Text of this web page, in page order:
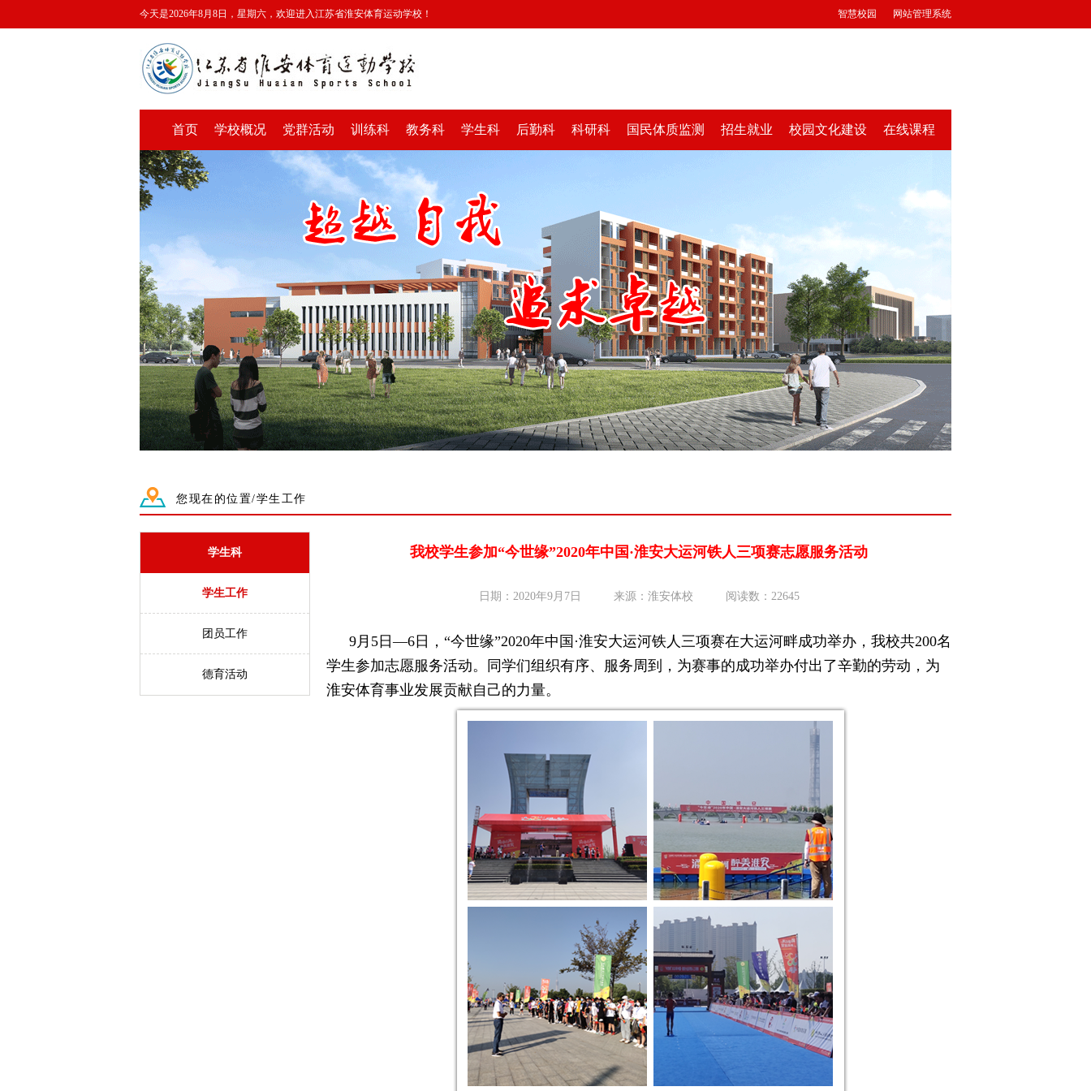
今天是2026年8月8日，星期六，欢迎进入江苏省淮安体育运动学校！ 网站管理系统
智慧校园
首页 学校概况 党群活动 训练科 教务科 学生科 后勤科 科研科 国民体质监测 招生就业 校园文化建设 在线课程
您现在的位置/学生工作
学生科
学生工作
团员工作
德育活动
我校学生参加“今世缘”2020年中国·淮安大运河铁人三项赛志愿服务活动
日期：2020年9月7日 来源：淮安体校 阅读数：22645
9月 5 日—6 日，“今世缘”2020年中国·淮安大运河铁人三项赛在大运河畔成功举办，我校共200名
学生参加志愿服务活动。同学们组织有序、服务周到，为赛事的成功举办付出了辛勤的劳动，为
淮安体育事业发展贡献自己的力量。